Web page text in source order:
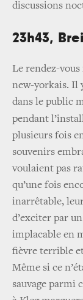
discussions
23h43,
Le rendez-
new-yorkais. Il
dans le public
pendant
plusieurs fois
souvenirs
voulaient pas
qu’une fois
inarrêtable,
d’exciter par
implacable en
fièvre terrible
Même si ce
sauvage parmi